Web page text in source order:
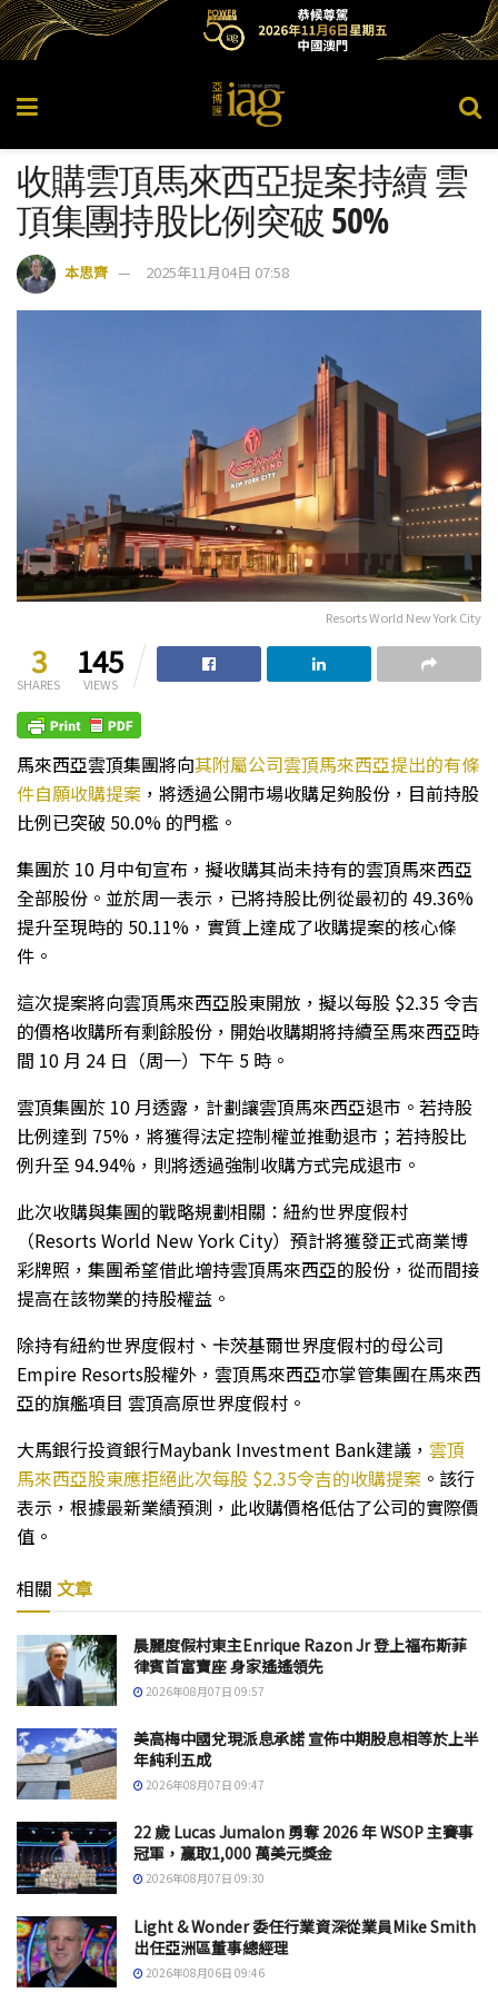
收購雲頂馬來西亞提案持續 雲
頂集團持股比例突破 50%
本思齊 2025年11月04日 07:58
Resorts World New York City
3
SHARES
145
VIEWS
馬來西亞雲頂集團將向其附屬公司雲頂馬來西亞提出的有條
件自願收購提案 ，將透過公開市場收購足夠股份，目前持股
比例已突破 50.0% 的門檻。
集團於 10 月中旬宣布，擬收購其尚未持有的雲頂馬來西亞
全部股份。並於周一表示，已將持股比例從最初的 49.36%
提升至現時的 50.11%，實質上達成了收購提案的核心條
件。
這次提案將向雲頂馬來西亞股東開放，擬以每股 $2.35 令吉
的價格收購所有剩餘股份，開始收購期將持續至馬來西亞時
間 10 月 24 日（周一）下午 5 時。
雲頂集團於 10 月透露，計劃讓雲頂馬來西亞退市。若持股
比例達到 75%，將獲得法定控制權並推動退市；若持股比
例升至 94.94%，則將透過強制收購方式完成退市。
此次收購與集團的戰略規劃相關：紐約世界度假村
（Resorts World New York City）預計將獲發正式商業博
彩牌照，集團希望借此增持雲頂馬來西亞的股份，從而間接
提高在該物業的持股權益。
除持有紐約世界度假村、卡茨基爾世界度假村的母公司
Empire Resorts股權外，雲頂馬來西亞亦掌管集團在馬來西
亞的旗艦項目 雲頂高原世界度假村。
大馬銀行投資銀行Maybank Investment Bank建議， 雲頂
馬來西亞股東應拒絕此次每股 $2.35令吉的收購提案 。該行
表示，根據最新業績預測，此收購價格低估了公司的實際價
值。
相關 文章
晨麗度假村東主Enrique Razon Jr 登上福布斯菲
律賓首富寶座 身家遙遙領先
2026年08月07日 09:57
美高梅中國兌現派息承諾 宣佈中期股息相等於上半
年純利五成
2026年08月07日 09:47
22 歲 Lucas Jumalon 勇奪 2026 年 WSOP 主賽事
冠軍，贏取1,000 萬美元獎金
2026年08月07日 09:30
Light & Wonder 委任行業資深從業員Mike Smith
出任亞洲區董事總經理
2026年08月06日 09:46